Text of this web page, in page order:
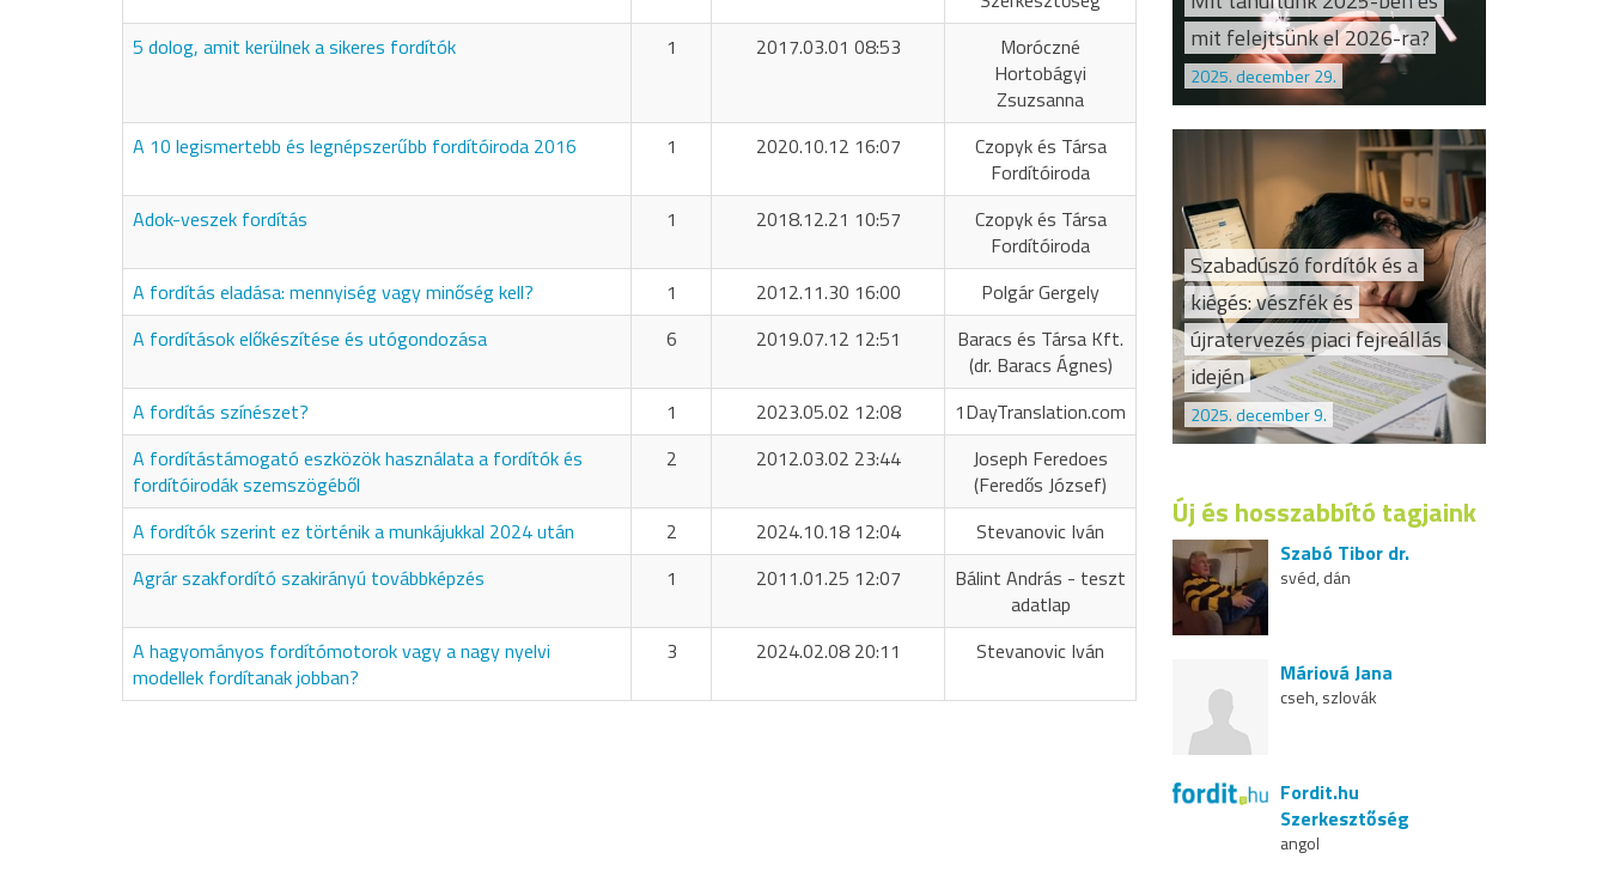
5 dolog, amit kerülnek a sikeres fordítók
1 2017.03.01 08:53
Moróczné
Hortobágyi
Zsuzsanna
A 10 legismertebb és legnépszerűbb fordítóiroda 2016
1 2020.10.12 16:07
Czopyk és Társa
Fordítóiroda
Adok-veszek fordítás
1 2018.12.21 10:57
Czopyk és Társa
Fordítóiroda
A fordítás eladása: mennyiség vagy minőség kell?
1 2012.11.30 16:00
Polgár Gergely
A fordítások előkészítése és utógondozása
6 2019.07.12 12:51
Baracs és Társa Kft.
(dr. Baracs Ágnes)
A fordítás színészet?
1 2023.05.02 12:08
1DayTranslation.com
A fordítástámogató eszközök használata a fordítók és
fordítóirodák szemszögéből
2 2012.03.02 23:44
Joseph Feredoes
(Feredős József)
A fordítók szerint ez történik a munkájukkal 2024 után
2 2024.10.18 12:04
Stevanovic Iván
Agrár szakfordító szakirányú továbbképzés
1 2011.01.25 12:07
Bálint András - teszt
adatlap
A hagyományos fordítómotorok vagy a nagy nyelvi
modellek fordítanak jobban?
3 2024.02.08 20:11 Stevanovic Iván
mit felejtsünk el 2026-ra?
2025. december 29.
Szabadúszó fordítók és a
kiégés: vészfék és
újratervezés piaci fejreállás
idején
2025. december 9.
Új és hosszabbító tagjaink
Szabó Tibor dr.
svéd, dán
Máriová Jana
cseh, szlovák
Fordit.hu
Szerkesztőség
angol